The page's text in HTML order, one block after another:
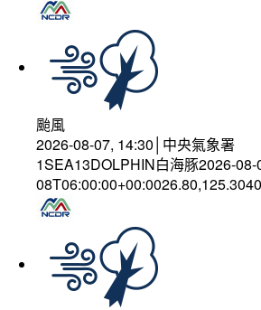
颱風
2026-08-07, 14:30│中央氣象署
1SEA13DOLPHIN白海豚2026-